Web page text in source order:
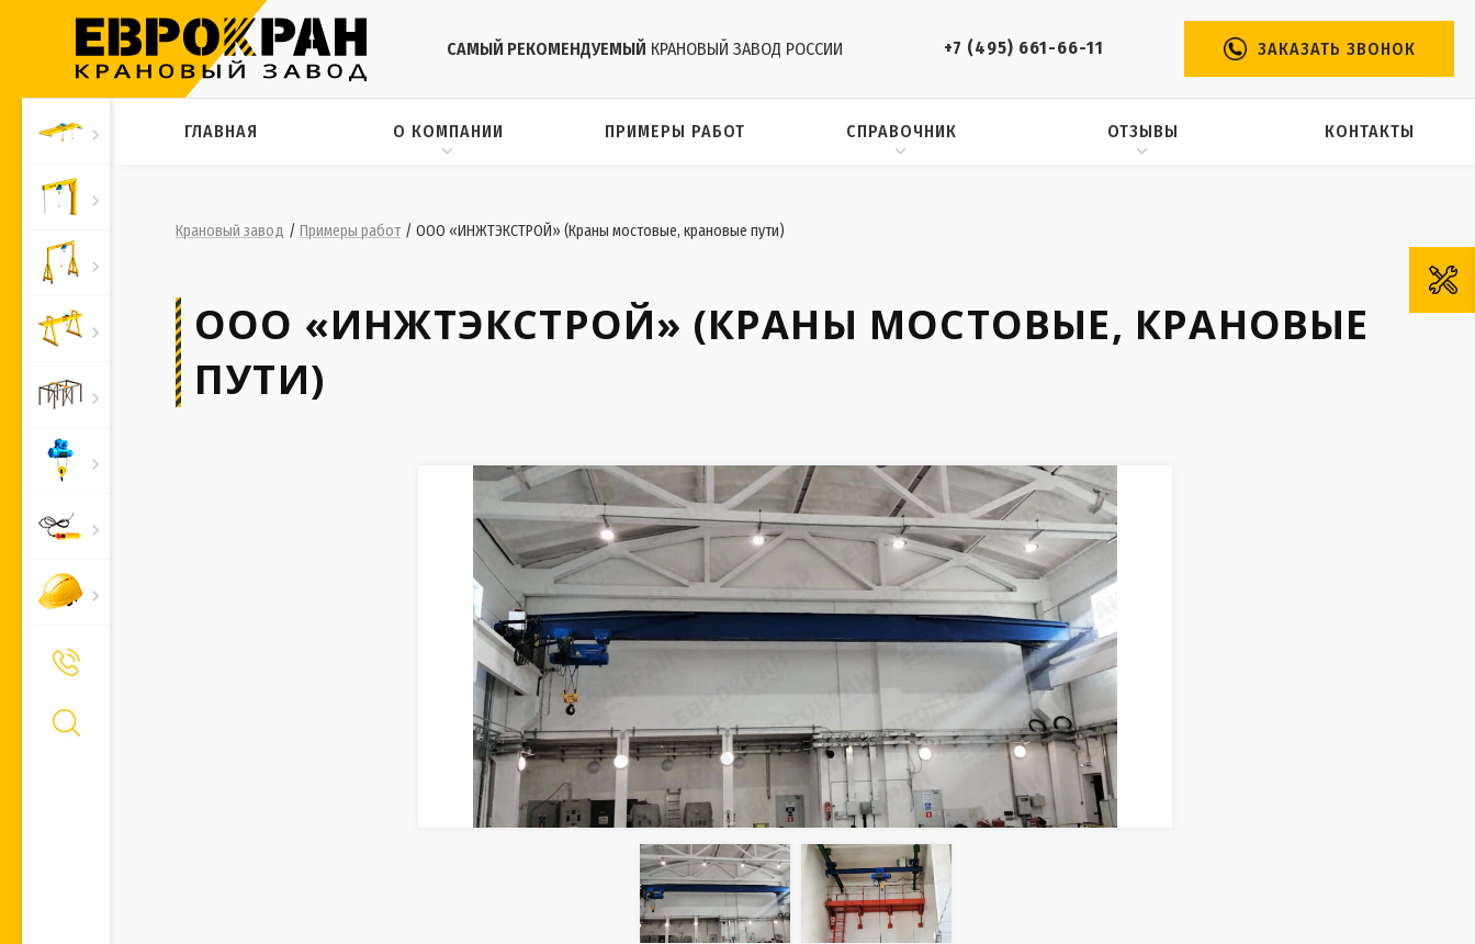
САМЫЙ РЕКОМЕНДУЕМЫЙ КРАНОВЫЙ ЗАВОД РОССИИ +7 (495) 661-66-11 ЗАКАЗАТЬ ЗВОНОК
ГЛАВНАЯ О КОМПАНИИ ПРИМЕРЫ РАБОТ СПРАВОЧНИК ОТЗЫВЫ КОНТАКТЫ
Крановый завод / Примеры работ / ООО «ИНЖТЭКСТРОЙ» (Краны мостовые, крановые пути)
ООО «ИНЖТЭКСТРОЙ» (КРАНЫ МОСТОВЫЕ, КРАНОВЫЕ
ПУТИ)